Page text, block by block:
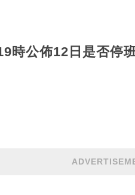
時公佈12日是否停班